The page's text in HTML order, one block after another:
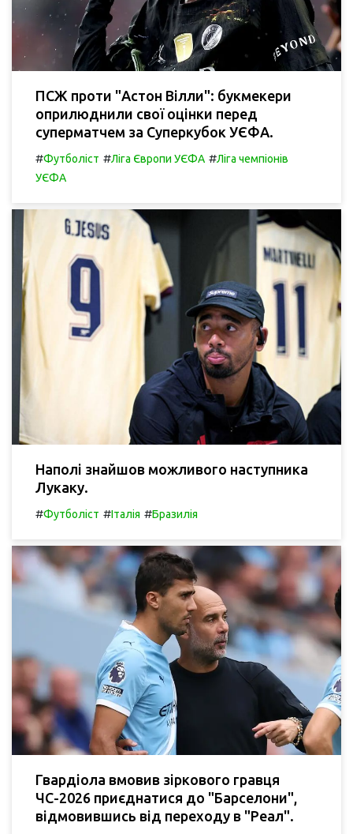
ПСЖ проти "Астон Вілли": букмекери
оприлюднили свої оцінки перед
суперматчем за Суперкубок УЄФА.
#Футболіст #Ліга Європи УЄФА #Ліга чемпіонів
УЄФА
Наполі знайшов можливого наступника
Лукаку.
#Футболіст #Італія #Бразилія
Гвардіола вмовив зіркового гравця
ЧС-2026 приєднатися до "Барселони",
відмовившись від переходу в "Реал".